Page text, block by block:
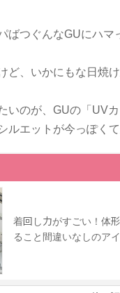
ばつぐんなGUにハマ
ど、いかにもな日焼
いのが、GUの「UV
ルエットが今っぽく
着回し力がすごい！体
ること間違いなしのア